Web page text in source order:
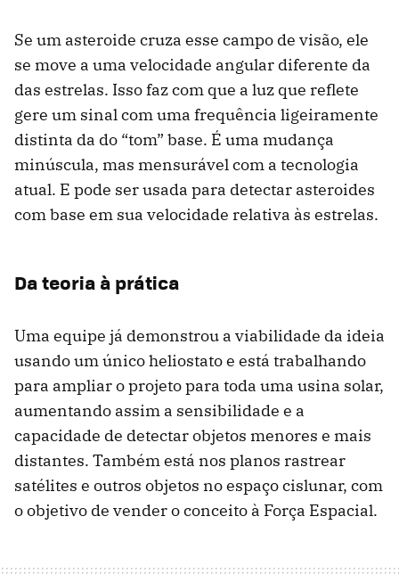
Se um asteroide cruza esse campo de visão, ele
se move a uma velocidade angular diferente da
das estrelas. Isso faz com que a luz que reflete
gere um sinal com uma frequência ligeiramente
distinta da do “tom” base. É uma mudança
minúscula, mas mensurável com a tecnologia
atual. E pode ser usada para detectar asteroides
com base em sua velocidade relativa às estrelas.
Da teoria à prática
Uma equipe já demonstrou a viabilidade da ideia
usando um único heliostato e está trabalhando
para ampliar o projeto para toda uma usina solar,
aumentando assim a sensibilidade e a
capacidade de detectar objetos menores e mais
distantes. Também está nos planos rastrear
satélites e outros objetos no espaço cislunar, com
o objetivo de vender o conceito à Força Espacial.